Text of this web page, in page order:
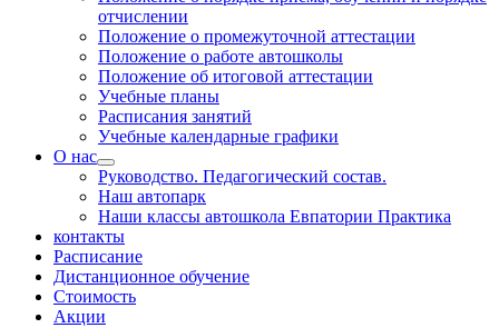
отчислении
Положение о промежуточной аттестации
Положение о работе автошколы
Положение об итоговой аттестации
Учебные планы
Расписания занятий
Учебные календарные графики
О нас
Руководство. Педагогический состав.
Наш автопарк
Наши классы автошкола Евпатории Практика
контакты
Расписание
Дистанционное обучение
Стоимость
Акции